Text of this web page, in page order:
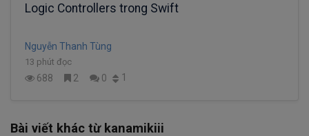
Logic Controllers trong Swift
Nguyễn Thanh Tùng
13 phút đọc
688 2 0 1
Bài viết khác từ kanamikiii